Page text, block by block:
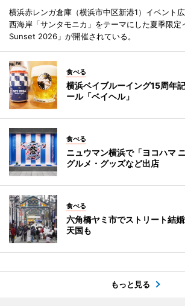
横浜赤レンガ倉庫（横浜市中区新港1）イベント
西海岸「サンタモニカ」をテーマにした夏季限
Sunset 2026」が開催されている。
食べる
横浜ベイブルーイング15周年
ール「ベイヘル」
食べる
ニュウマン横浜で「ヨコハマ
グルメ・グッズなど出店
食べる
六角橋ヤミ市でストリート結
天国も
もっと見る